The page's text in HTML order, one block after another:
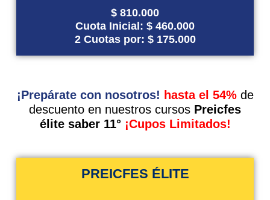
$ 810.000
Cuota Inicial: $ 460.000
2 Cuotas por: $ 175.000
¡Prepárate con nosotros! hasta el 54%de
descuento en nuestros cursos Preicfes
élite saber 11° ¡Cupos Limitados!
PREICFES ÉLITE